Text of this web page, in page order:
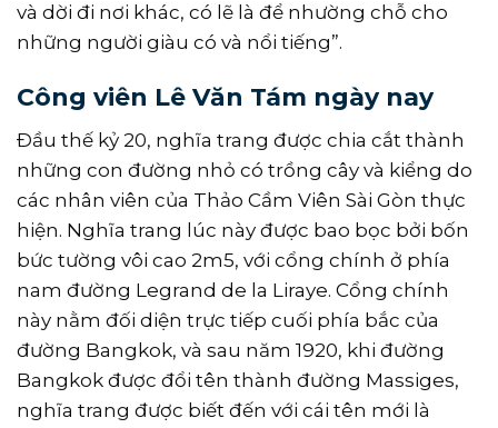
và dời đi nơi khác, có lẽ là để nhường chỗ cho
những người giàu có và nổi tiếng”.
Công viên Lê Văn Tám ngày nay
Ðầu thế kỷ 20, nghĩa trang được chia cắt thành
những con đường nhỏ có trồng cây và kiểng do
các nhân viên của Thảo Cầm Viên Sài Gòn thực
hiện. Nghĩa trang lúc này được bao bọc bởi bốn
bức tường vôi cao 2m5, với cổng chính ở phía
nam đường Legrand de la Liraye. Cổng chính
này nằm đối diện trực tiếp cuối phía bắc của
đường Bangkok, và sau năm 1920, khi đường
Bangkok được đổi tên thành đường Massiges,
nghĩa trang được biết đến với cái tên mới là